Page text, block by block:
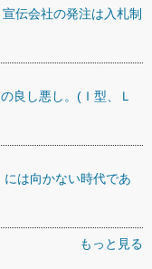
伝会社の発注は入札制
良し悪し。(Ｉ型、Ｌ
は向かない時代であ
もっと見る